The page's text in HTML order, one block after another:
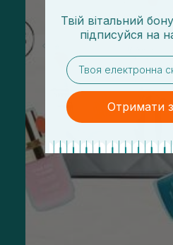
Твій вітальний
підписуйся на
email
Отримати